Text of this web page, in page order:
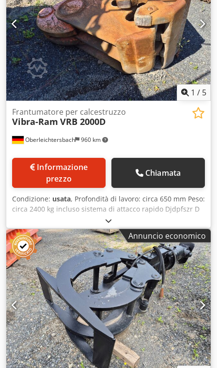
1 / 5
Oberleichtersbach 960 km
Frantumatore per calcestruzzo
Vibra-Ram VRB 2000D
prezzo
Chiamata
Condizione: usata, Profondità di lavoro: circa 650 mm Peso:
circa 2400 kg incluso sistema di attacco rapido Djdpfszr D
Annuncio economico